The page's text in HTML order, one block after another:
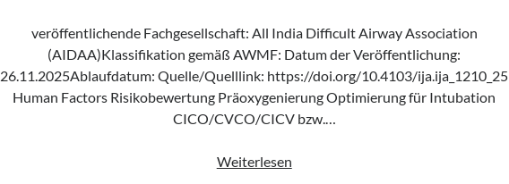
veröffentlichende Fachgesellschaft: All India Difficult Airway Association
(AIDAA)Klassifikation gemäß AWMF: Datum der Veröffentlichung:
26.11.2025Ablaufdatum: Quelle/Quelllink: https://doi.org/10.4103/ija.ija_1210_25
Human Factors Risikobewertung Präoxygenierung Optimierung für Intubation
CICO/CVCO/CICV bzw.…
WeiterlesenLeitlinie